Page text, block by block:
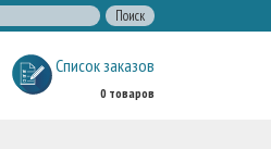
Список заказов
0 товаров